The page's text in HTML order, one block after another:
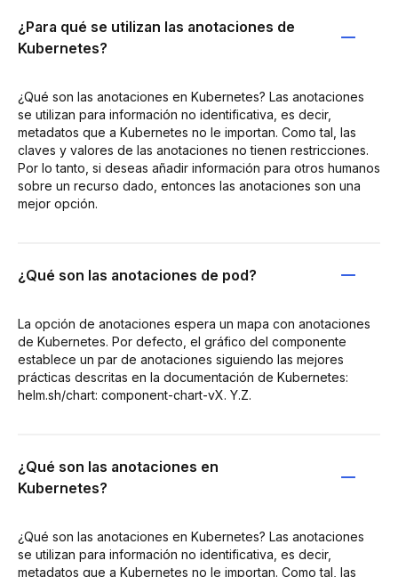
¿Para qué se utilizan las anotaciones de
Kubernetes?
¿Qué son las anotaciones en Kubernetes? Las anotaciones
se utilizan para información no identificativa, es decir,
metadatos que a Kubernetes no le importan. Como tal, las
claves y valores de las anotaciones no tienen restricciones.
Por lo tanto, si deseas añadir información para otros humanos
sobre un recurso dado, entonces las anotaciones son una
mejor opción.
¿Qué son las anotaciones de pod?
La opción de anotaciones espera un mapa con anotaciones
de Kubernetes. Por defecto, el gráfico del componente
establece un par de anotaciones siguiendo las mejores
prácticas descritas en la documentación de Kubernetes:
helm.sh/chart: component-chart-vX. Y.Z.
¿Qué son las anotaciones en
Kubernetes?
¿Qué son las anotaciones en Kubernetes? Las anotaciones
se utilizan para información no identificativa, es decir,
metadatos que a Kubernetes no le importan. Como tal, las